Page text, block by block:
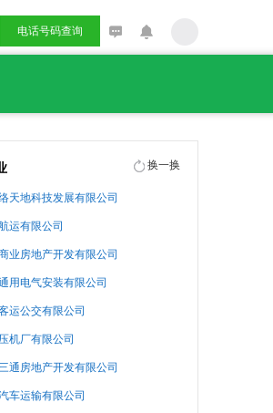
电话号码查询
换一换
天地科技发展有限公司
运有限公司
业房地产开发有限公司
用电气安装有限公司
运公交有限公司
机厂有限公司
通房地产开发有限公司
车运输有限公司